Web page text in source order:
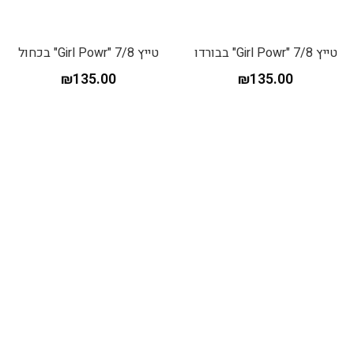
טייץ 7/8 "Girl Powr" בבורדו
₪135.00
טייץ 7/8 "Girl Powr" בכחול
₪135.00